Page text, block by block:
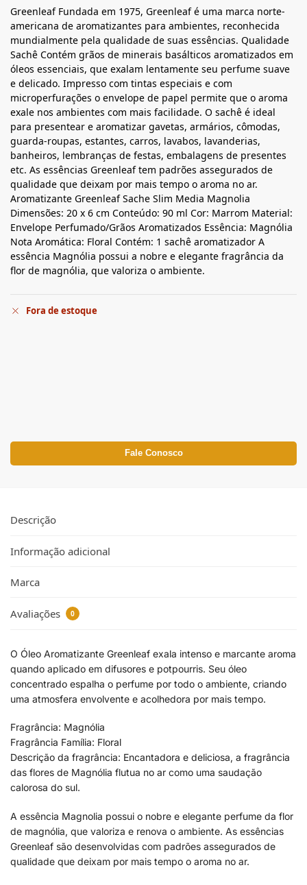
Greenleaf Fundada em 1975, Greenleaf é uma marca norte-
americana de aromatizantes para ambientes, reconhecida
mundialmente pela qualidade de suas essências. Qualidade
Sachê Contém grãos de minerais basálticos aromatizados em
óleos essenciais, que exalam lentamente seu perfume suave
e delicado. Impresso com tintas especiais e com
microperfurações o envelope de papel permite que o aroma
exale nos ambientes com mais facilidade. O sachê é ideal
para presentear e aromatizar gavetas, armários, cômodas,
guarda-roupas, estantes, carros, lavabos, lavanderias,
banheiros, lembranças de festas, embalagens de presentes
etc. As essências Greenleaf tem padrões assegurados de
qualidade que deixam por mais tempo o aroma no ar.
Aromatizante Greenleaf Sache Slim Media Magnolia
Dimensões: 20 x 6 cm Conteúdo: 90 ml Cor: Marrom Material:
Envelope Perfumado/Grãos Aromatizados Essência: Magnólia
Nota Aromática: Floral Contém: 1 sachê aromatizador A
essência Magnólia possui a nobre e elegante fragrância da
flor de magnólia, que valoriza o ambiente.
Fora de estoque
Fale Conosco
Descrição
Informação adicional
Marca
Avaliações 0
O Óleo Aromatizante Greenleaf exala intenso e marcante aroma
quando aplicado em difusores e potpourris. Seu óleo
concentrado espalha o perfume por todo o ambiente, criando
uma atmosfera envolvente e acolhedora por mais tempo.
Fragrância: Magnólia
Fragrância Família: Floral
Descrição da fragrância: Encantadora e deliciosa, a fragrância
das flores de Magnólia flutua no ar como uma saudação
calorosa do sul.
A essência Magnolia possui o nobre e elegante perfume da flor
de magnólia, que valoriza e renova o ambiente. As essências
Greenleaf são desenvolvidas com padrões assegurados de
qualidade que deixam por mais tempo o aroma no ar.